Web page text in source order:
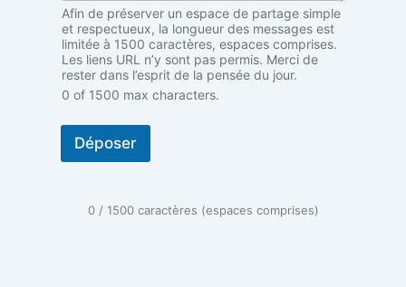
o
n
y
m
e
r
s
n
Afin de préserver un espace de partage simple
et respectueux, la longueur des messages est
limitée à 1500 caractères, espaces comprises.
Les liens URL n’y sont pas permis. Merci de
rester dans l’esprit de la pensée du jour.
0 of 1500 max characters.
Déposer
0 / 1500 caractères (espaces comprises)